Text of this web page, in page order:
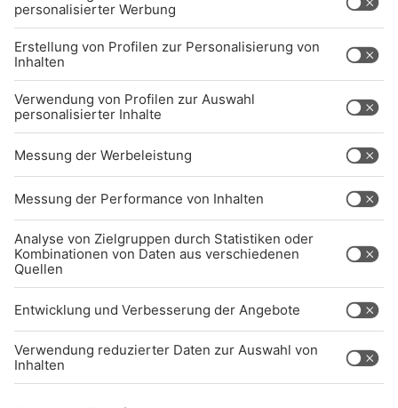
BARRIEREFREIHEIT: WIR ARBEITEN DERZEIT
AKTIV DARAN, UNSERE WEBSITE
BARRIEREFREI ZU GESTALTEN - GEMÄSS D
EN ANFORDERUNGEN DES B
ARRIEREFREIHEITSSTÄRKUNGSGESETZES. W
ENN SIE AUF BARRIEREN STOSSEN ODER UN
NTAKTIEREN SIE UNS GERNE.
Studio-Hotline
(089) 38 38 38 38
info@radiogong.de